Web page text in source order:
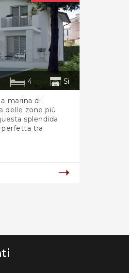
4 Sì
marina di
delle zone più
splendida
perfetta tra